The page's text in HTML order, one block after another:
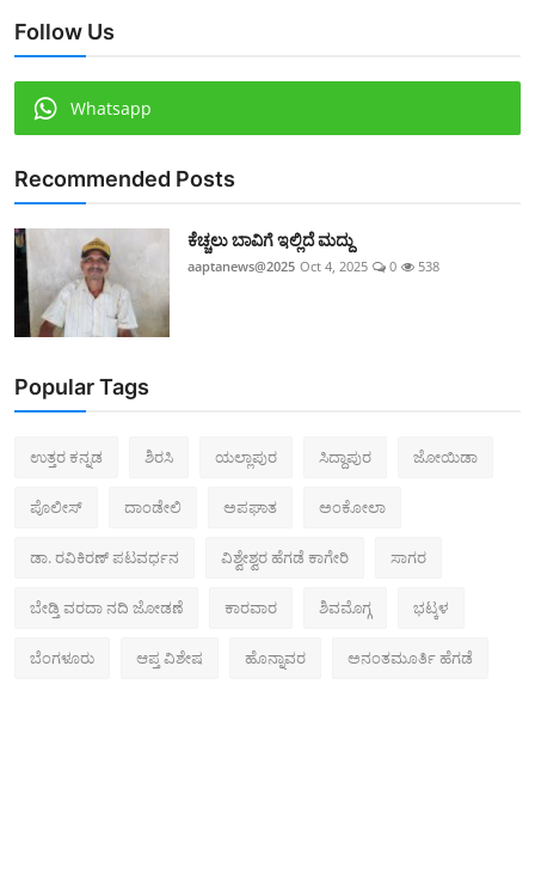
Follow Us
Whatsapp
Recommended Posts
ಕೆಚ್ಚಲು ಬಾವಿಗೆ ಇಲ್ಲಿದೆ ಮದ್ದು
aaptanews@2025 Oct 4, 2025 0 538
Popular Tags
ಉತ್ತರ ಕನ್ನಡ ಶಿರಸಿ ಯಲ್ಲಾಪುರ ಸಿದ್ದಾಪುರ ಜೋಯಿಡಾ
ಪೊಲೀಸ್‌ ದಾಂಡೇಲಿ ಅಪಘಾತ ಅಂಕೋಲಾ
ಡಾ. ರವಿಕಿರಣ್ ಪಟವರ್ಧನ ವಿಶ್ವೇಶ್ವರ ಹೆಗಡೆ ಕಾಗೇರಿ ಸಾಗರ
ಬೇಡ್ತಿ ವರದಾ ನದಿ ಜೋಡಣೆ ಕಾರವಾರ ಶಿವಮೊಗ್ಗ ಭಟ್ಕಳ
ಬೆಂಗಳೂರು ಆಪ್ತ ವಿಶೇಷ ಹೊನ್ನಾವರ ಅನಂತಮೂರ್ತಿ ಹೆಗಡೆ